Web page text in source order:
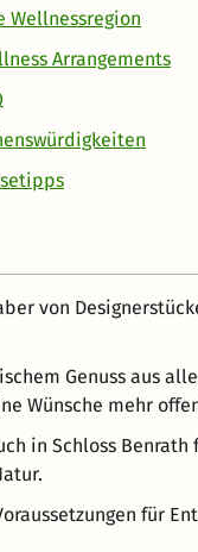
Wellnessregion
Arrangements
von
Genuss aus
Wünsche mehr
in Schloss
für